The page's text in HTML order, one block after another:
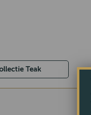
Teak